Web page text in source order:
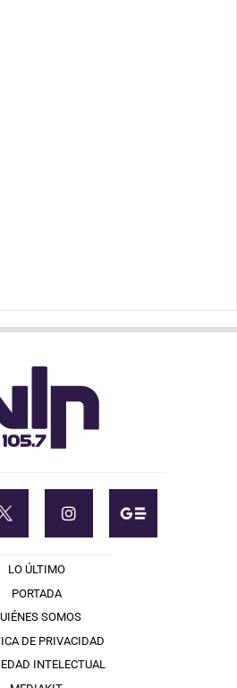
LO ÚLTIMO
PORTADA
SOMOS
DE PRIVACIDAD
INTELECTUAL